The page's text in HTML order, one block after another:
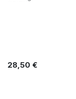
28,50 €